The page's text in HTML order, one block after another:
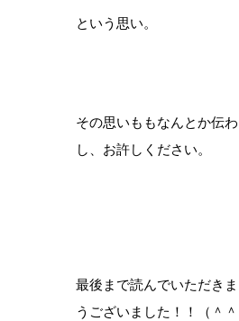
という思い。
その思いももなんとか伝
し、お許しください。
最後まで読んでいただき
うございました！！（＾＾